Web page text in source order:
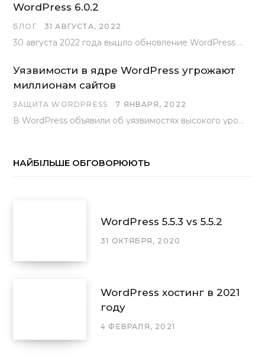
WordPress 6.0.2
БЛОГ 31 АВГУСТА, 2022
30 августа 2022 года вышло обновление WordPress под номером 6.0.2 . Эта версия доступна для скачивания с сайта wordpress.org…
Уязвимости в ядре WordPress угрожают
миллионам сайтов
ЗАЩИТА WORDPRESS 7 ЯНВАРЯ, 2022
В WordPress объявили об уязвимостях высокого уровня, найденных основной командой разработчиков. В сообщении говорится, что…
НАЙБІЛЬШЕ ОБГОВОРЮЮТЬ
WordPress 5.5.3 vs 5.5.2
31 ОКТЯБРЯ, 2020
WordPress хостинг в 2021
году
4 ФЕВРАЛЯ, 2021